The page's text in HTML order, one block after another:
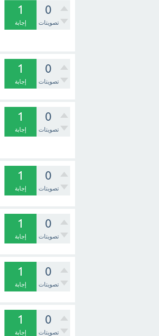
0
تصويتات
1
إجابة
0
تصويتات
1
إجابة
0
تصويتات
1
إجابة
0
تصويتات
1
إجابة
0
تصويتات
1
إجابة
0
تصويتات
1
إجابة
0
تصويتات
1
إجابة